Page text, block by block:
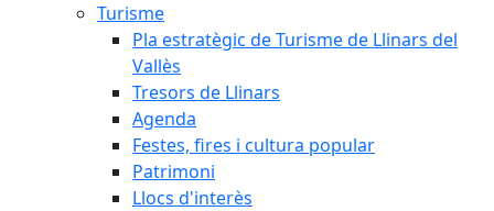
Turisme
Pla estratègic de Turisme de Llinars del
Vallès
Tresors de Llinars
Agenda
Festes, fires i cultura popular
Patrimoni
Llocs d'interès